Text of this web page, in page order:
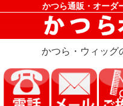
かつら通販・オーダ
かつら・ウィッグ